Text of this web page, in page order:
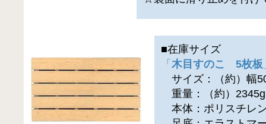
■在庫サイズ
「木目すのこ 5枚板
サイズ：（約）幅
重量：（約）2345g
本体：ポリスチレ